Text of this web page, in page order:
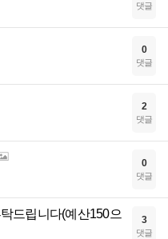
댓글
0
댓글
2
댓글
0
댓글
드립니다(예산150으
3
댓글